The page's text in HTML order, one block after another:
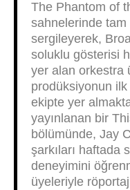
The Phantom of
sahnelerinde
sergileyerek,
soluklu gösterisi
yer alan orkestra
prodüksiyonun
ekipte yer
yayınlanan bir
bölümünde, Jay
şarkıları haftada
deneyimini
üyeleriyle